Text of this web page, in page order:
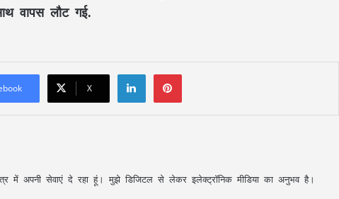
वापस लौट गई.
X
LinkedInPinterest
में अपनी सेवाएं दे रहा हूं। मुझे डिजिटल से लेकर इलेक्ट्रॉनिक मीडिया का अनुभव है।
बड़े Youth Conclave में होंगे शामिल, जानें
पूरा शेड्यूल…
आज का राशिफल: कन्या-कुंभ वालों के खुलेंगे
तरक्की के रास्ते, मिथुन-धनु को मेहनत का फल,
यात्रा: विधायक भावना बोहरा 10 अगस्त से करेंगी